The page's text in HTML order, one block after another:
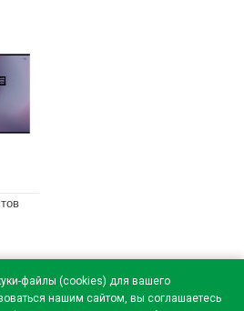
файлы (cookies) для вашего
нашим сайтом, вы соглашаетесь